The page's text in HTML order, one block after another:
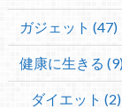
ガジェット (47)
健康に生きる
ダイエット (2)